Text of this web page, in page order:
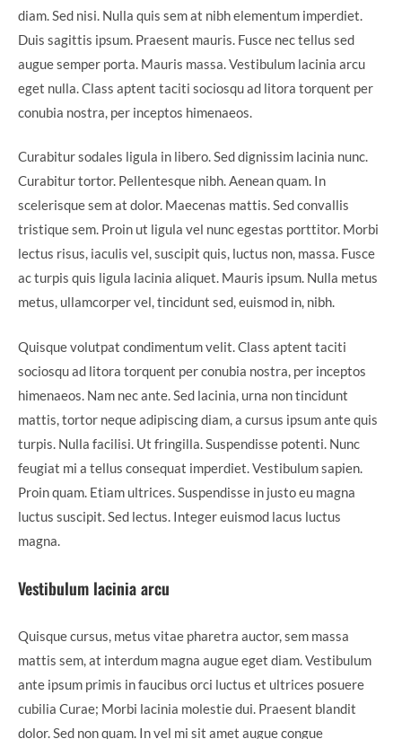
diam. Sed nisi. Nulla quis sem at nibh elementum imperdiet.
Duis sagittis ipsum. Praesent mauris. Fusce nec tellus sed
augue semper porta. Mauris massa. Vestibulum lacinia arcu
eget nulla. Class aptent taciti sociosqu ad litora torquent per
conubia nostra, per inceptos himenaeos.
Curabitur sodales ligula in libero. Sed dignissim lacinia nunc.
Curabitur tortor. Pellentesque nibh. Aenean quam. In
scelerisque sem at dolor. Maecenas mattis. Sed convallis
tristique sem. Proin ut ligula vel nunc egestas porttitor. Morbi
lectus risus, iaculis vel, suscipit quis, luctus non, massa. Fusce
ac turpis quis ligula lacinia aliquet. Mauris ipsum. Nulla metus
metus, ullamcorper vel, tincidunt sed, euismod in, nibh.
Quisque volutpat condimentum velit. Class aptent taciti
sociosqu ad litora torquent per conubia nostra, per inceptos
himenaeos. Nam nec ante. Sed lacinia, urna non tincidunt
mattis, tortor neque adipiscing diam, a cursus ipsum ante quis
turpis. Nulla facilisi. Ut fringilla. Suspendisse potenti. Nunc
feugiat mi a tellus consequat imperdiet. Vestibulum sapien.
Proin quam. Etiam ultrices. Suspendisse in justo eu magna
luctus suscipit. Sed lectus. Integer euismod lacus luctus
magna.
Vestibulum lacinia arcu
Quisque cursus, metus vitae pharetra auctor, sem massa
mattis sem, at interdum magna augue eget diam. Vestibulum
ante ipsum primis in faucibus orci luctus et ultrices posuere
cubilia Curae; Morbi lacinia molestie dui. Praesent blandit
dolor. Sed non quam. In vel mi sit amet augue congue